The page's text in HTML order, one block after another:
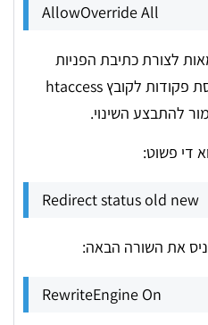
AllowOverride All
לצורת כתיבת הפניות
קבועות שונות באמצעות הכנסת פקודות לקובץ htaccess
להתבצע השינוי.
די פשוט:
Redirect status old new
את השורה הבאה:
RewriteEngine On